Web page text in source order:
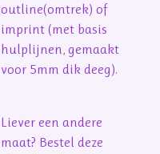
outline(omtrek) of
imprint (met basis
hulplijnen, gemaakt
voor 5mm dik deeg).
Liever een andere
maat? Bestel deze